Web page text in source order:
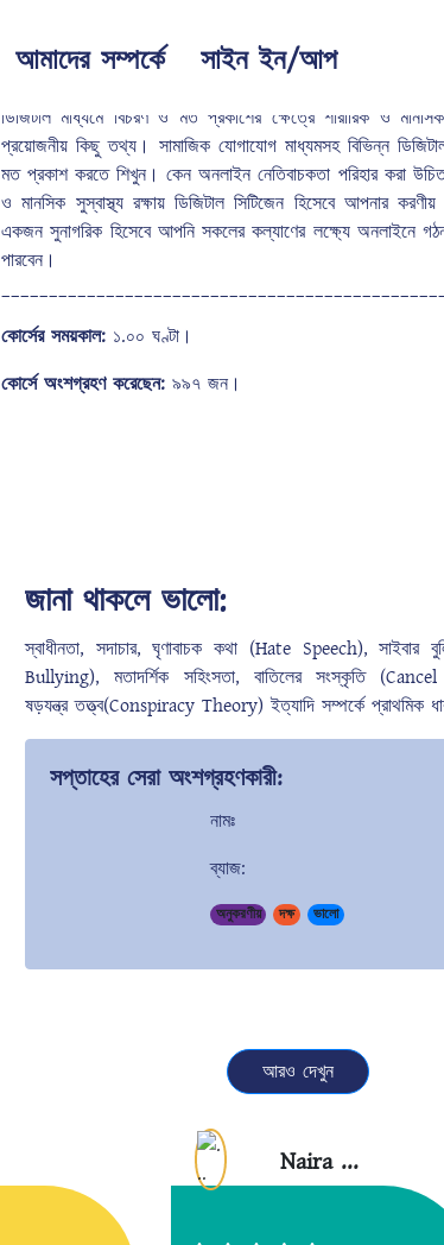
আমাদের সম্পর্কে সাইন ইন/আপ
☆
☆
☆
☆
☆
৫ | ১৩৩১ রেটিং
ডিজিটাল মাধ্যমে বিচরণ ও মত প্রকাশের ক্ষেত্রে শারীরিক ও
প্রয়োজনীয় কিছু তথ্য। সামাজিক যোগাযোগ মাধ্যমসহ বিভিন্ন ডিজিটাল
মত প্রকাশ করতে শিখুন। কেন অনলাইন নেতিবাচকতা পরিহার করা
ও মানসিক সুস্বাস্থ্য রক্ষায় ডিজিটাল সিটিজেন হিসেবে আপনার
একজন সুনাগরিক হিসেবে আপনি সকলের কল্যাণের লক্ষ্যে অনলাইনে
পারবেন।
কোর্সের সময়কাল: ১.০০ ঘণ্টা।
কোর্সে অংশগ্রহণ করেছেন: ৯৯৭ জন।
জানা থাকলে ভালো:
স্বাধীনতা, সদাচার, ঘৃণাবাচক কথা (Hate Speech), সাইবার
Bullying), মতাদর্শিক সহিংসতা, বাতিলের সংস্কৃতি
ষড়যন্ত্র তত্ত্ব(Conspiracy Theory) ইত্যাদি সম্পর্কে প্রাথমিক
সপ্তাহের সেরা অংশগ্রহণকারী:
নামঃ
ব্যাজ:
অনুকরণীয় দক্ষ ভালো
আরও দেখুন
Naira ...